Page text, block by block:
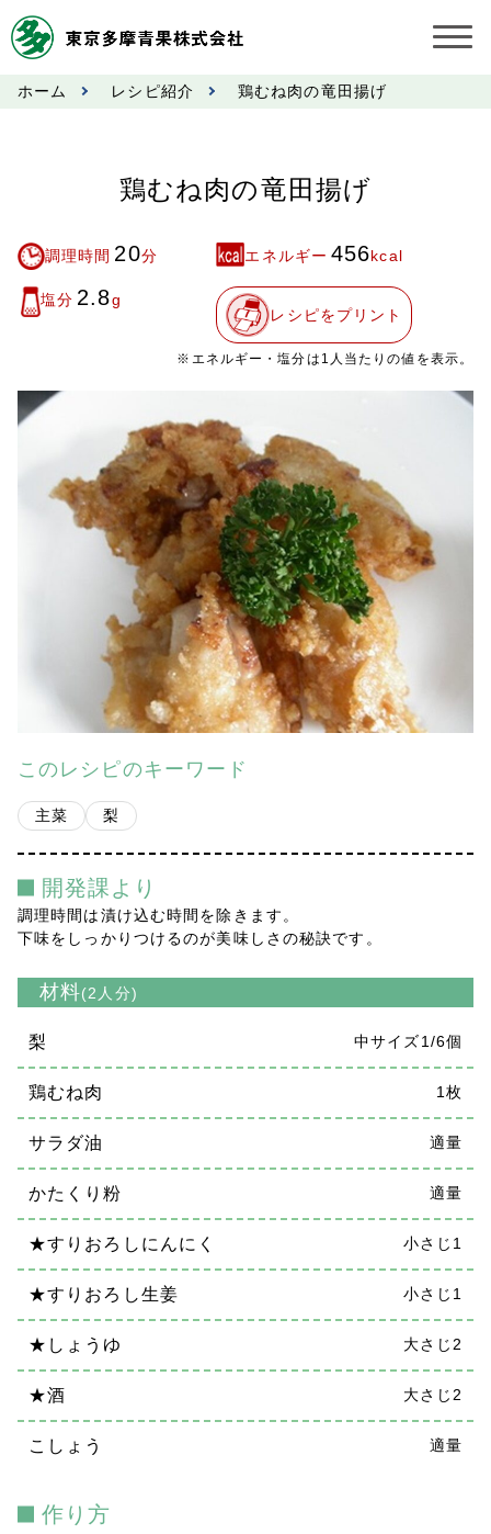
お知らせ
市況情報
奨励金受託手数料
営業日カレンダー
会社案内
多摩青果便り
プライバシーポリシー
ホーム レシピ紹介 鶏むね肉の竜田揚げ
鶏むね肉の竜田揚げ
調理時間 20分 エネルギー 456kcal
塩分 2.8g
レシピをプリント
※エネルギー・塩分は1人当たりの値を表示。
このレシピのキーワード
主菜 梨
開発課より
調理時間は漬け込む時間を除きます。
下味をしっかりつけるのが美味しさの秘訣です。
材料(2人分)
梨 中サイズ1/6個
鶏むね肉 1枚
サラダ油 適量
かたくり粉 適量
★すりおろしにんにく 小さじ1
★すりおろし生姜 小さじ1
★しょうゆ 大さじ2
★酒 大さじ2
こしょう 適量
作り方